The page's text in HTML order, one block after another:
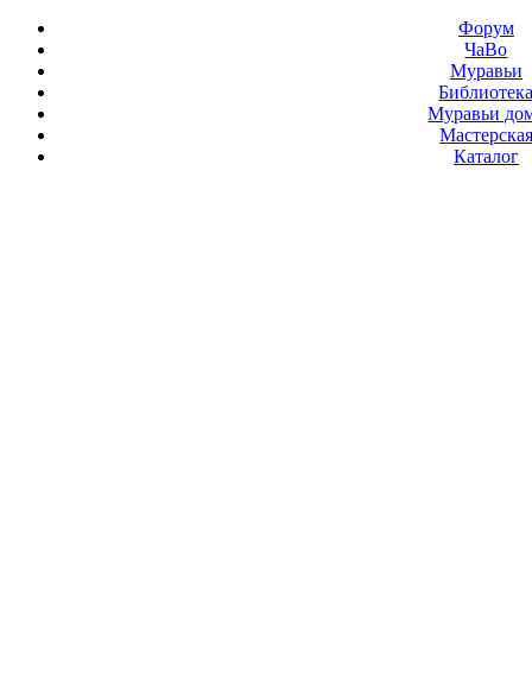
Форум
ЧаВо
Муравьи
Муравьи
Мастерская
Каталог